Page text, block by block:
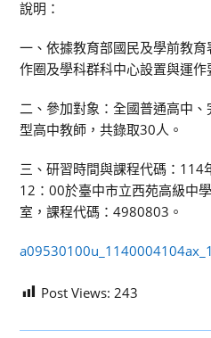
說明：
一、依據教育部國民及學前教
作圈及學科群科中心設置與運作
二、參加對象：全國普通高中
型高中教師，共錄取30人。
三、研習時間與課程代碼：
12：00於臺中市立西苑高級中
室，課程代碼：4980803。
a09530100u_1140004104ax_1
Post Views: 243